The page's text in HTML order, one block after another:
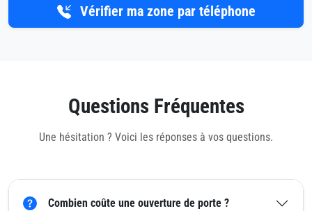
Vérifier ma zone par téléphone
Questions Fréquentes
Une hésitation ? Voici les réponses à vos questions.
Combien coûte une ouverture de porte ?